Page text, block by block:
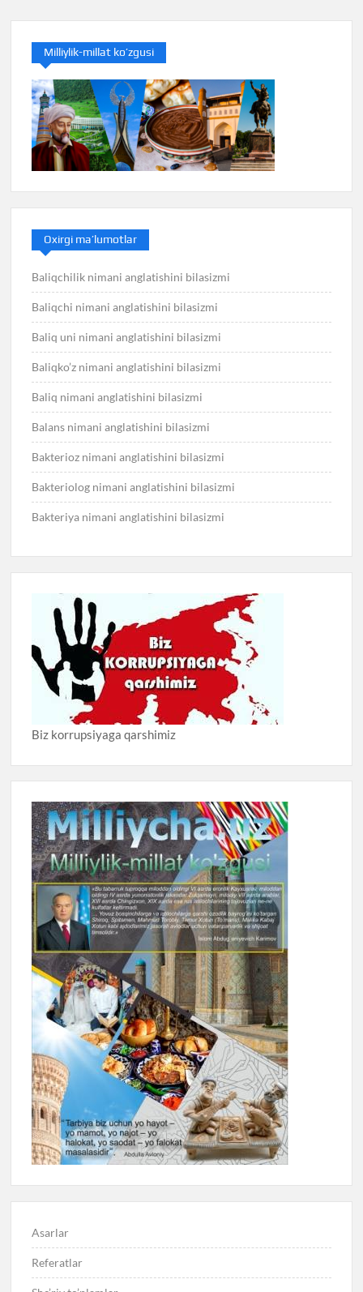
Milliylik-millat ko’zgusi
Oxirgi ma’lumotlar
Baliqchilik nimani anglatishini bilasizmi
Baliqchi nimani anglatishini bilasizmi
Baliq uni nimani anglatishini bilasizmi
Baliqko’z nimani anglatishini bilasizmi
Baliq nimani anglatishini bilasizmi
Balans nimani anglatishini bilasizmi
Bakterioz nimani anglatishini bilasizmi
Bakteriolog nimani anglatishini bilasizmi
Bakteriya nimani anglatishini bilasizmi
Biz korrupsiyaga qarshimiz
Asarlar
Referatlar